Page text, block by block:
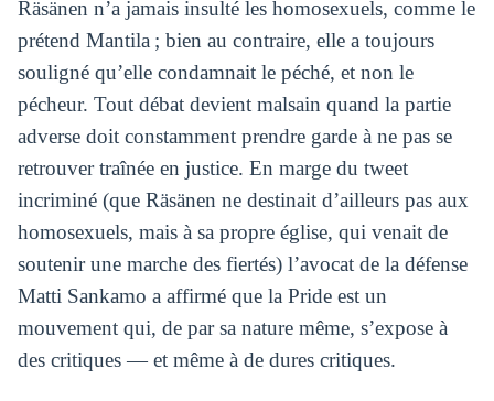
Räsänen n’a jamais insulté les homosexuels, comme le
prétend Mantila ; bien au contraire, elle a toujours
souligné qu’elle condamnait le péché, et non le
pécheur. Tout débat devient malsain quand la partie
adverse doit constamment prendre garde à ne pas se
retrouver traînée en justice. En marge du tweet
incriminé (que Räsänen ne destinait d’ailleurs pas aux
homosexuels, mais à sa propre église, qui venait de
soutenir une marche des fiertés) l’avocat de la défense
Matti Sankamo a affirmé que la Pride est un
mouvement qui, de par sa nature même, s’expose à
des critiques — et même à de dures critiques.